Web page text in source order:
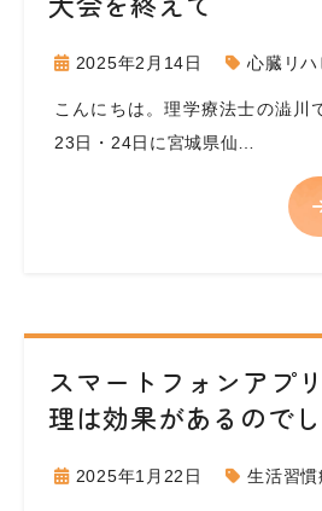
2025年2月14日 心臓リハ
こんにちは。理学療法士の澁
23日・24日に宮城県仙…
スマートフォンアプ
理は効果があるので
2025年1月22日 生活習慣